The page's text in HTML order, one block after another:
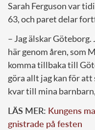
Sarah Ferguson var
63, och paret delar
– Jag älskar
här genom åren, som
komma tillbaka till
göra allt jag kan för
kvar till mina
LÄS MER: Kungens
gnistrade på festen